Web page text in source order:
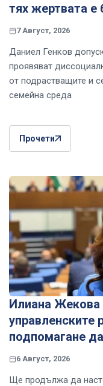
тях жертвата е
7 Август, 2026
Даниел Генков
проявяват
от подрастващите и
семейна среда
Прочети
Илиана Жекова
управленските
подпомагане
6 Август, 2026
Ще продължа да